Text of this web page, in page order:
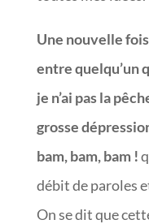
Une nouvelle
entre quelqu’un
je n’ai pas la
grosse
bam, bam, bam !
débit de paroles
On se dit que